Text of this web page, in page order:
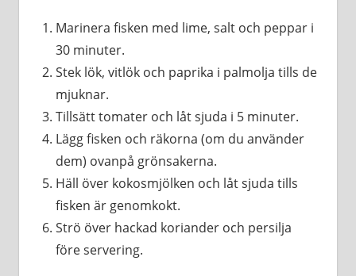
Marinera fisken med lime, salt och peppar i
30 minuter.
Stek lök, vitlök och paprika i palmolja tills de
mjuknar.
Tillsätt tomater och låt sjuda i 5 minuter.
Lägg fisken och räkorna (om du använder
dem) ovanpå grönsakerna.
Häll över kokosmjölken och låt sjuda tills
fisken är genomkokt.
Strö över hackad koriander och persilja
före servering.